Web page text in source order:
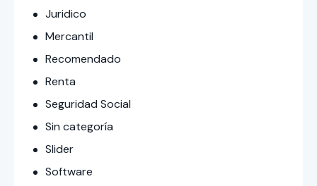
Juridico
Mercantil
Recomendado
Renta
Seguridad Social
Sin categoría
Slider
Software